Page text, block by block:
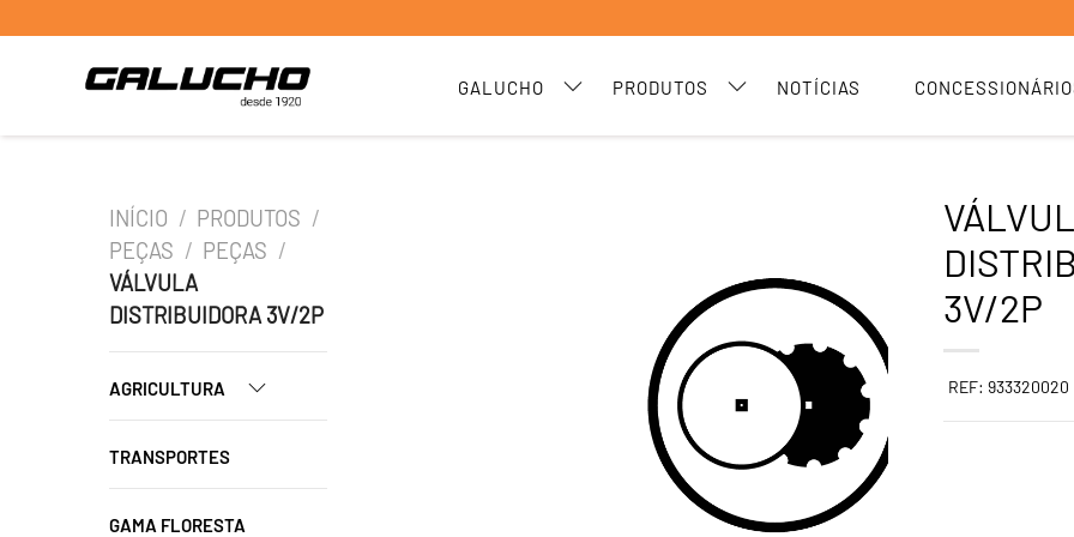
GALUCHO PRODUTOS NOTÍCIAS
INÍCIO / PRODUTOS /
PEÇAS / PEÇAS /
VÁLVULA
DISTRIBUIDORA 3V/2P
AGRICULTURA
TRANSPORTES
GAMA FLORESTA
3V/2P
REF: 933320020